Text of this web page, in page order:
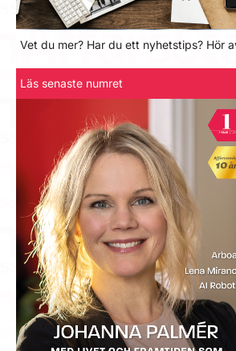
Vet du mer? Har du ett nyhetstips? Hör
Läs senaste numret